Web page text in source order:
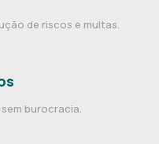
de riscos e multas.
burocracia.